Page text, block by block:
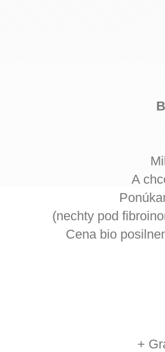
A
(nechty pod
Cena bio
+